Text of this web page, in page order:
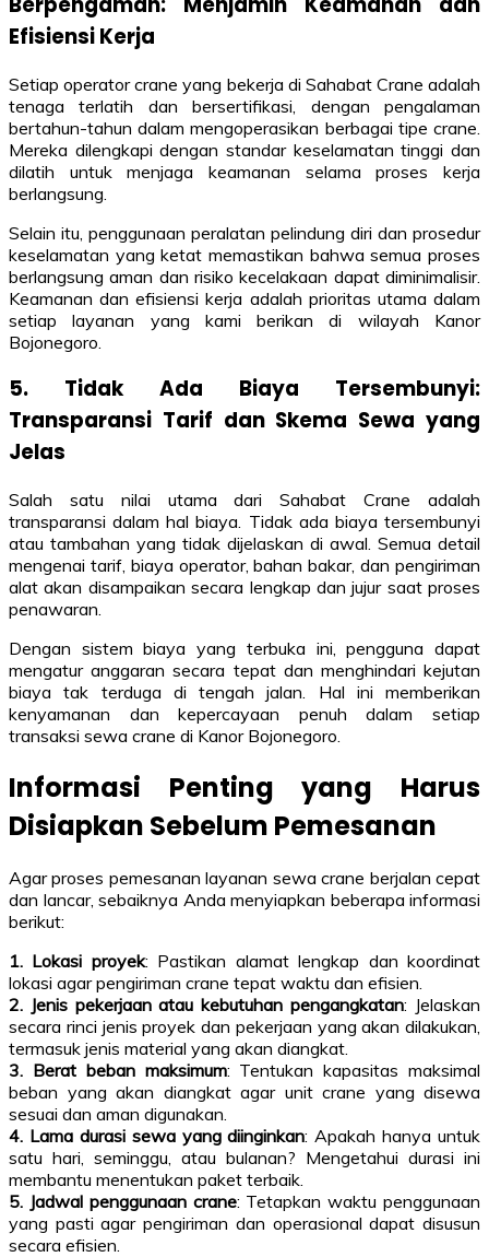
Efisiensi Kerja
Setiap operator crane yang bekerja di Sahabat Crane adalah
tenaga terlatih dan bersertifikasi, dengan pengalaman
bertahun-tahun dalam mengoperasikan berbagai tipe crane.
Mereka dilengkapi dengan standar keselamatan tinggi dan
dilatih untuk menjaga keamanan selama proses kerja
berlangsung.
Selain itu, penggunaan peralatan pelindung diri dan prosedur
keselamatan yang ketat memastikan bahwa semua proses
berlangsung aman dan risiko kecelakaan dapat diminimalisir.
Keamanan dan efisiensi kerja adalah prioritas utama dalam
setiap layanan yang kami berikan di wilayah Kanor
Bojonegoro.
5. Tidak Ada Biaya Tersembunyi:
Transparansi Tarif dan Skema Sewa yang
Jelas
Salah satu nilai utama dari Sahabat Crane adalah
transparansi dalam hal biaya. Tidak ada biaya tersembunyi
atau tambahan yang tidak dijelaskan di awal. Semua detail
mengenai tarif, biaya operator, bahan bakar, dan pengiriman
alat akan disampaikan secara lengkap dan jujur saat proses
penawaran.
Dengan sistem biaya yang terbuka ini, pengguna dapat
mengatur anggaran secara tepat dan menghindari kejutan
biaya tak terduga di tengah jalan. Hal ini memberikan
kenyamanan dan kepercayaan penuh dalam setiap
transaksi sewa crane di Kanor Bojonegoro.
Informasi Penting yang Harus
Disiapkan Sebelum Pemesanan
Agar proses pemesanan layanan sewa crane berjalan cepat
dan lancar, sebaiknya Anda menyiapkan beberapa informasi
berikut:
1. Lokasi proyek: Pastikan alamat lengkap dan koordinat
lokasi agar pengiriman crane tepat waktu dan efisien.
2. Jenis pekerjaan atau kebutuhan pengangkatan: Jelaskan
secara rinci jenis proyek dan pekerjaan yang akan dilakukan,
termasuk jenis material yang akan diangkat.
3. Berat beban maksimum: Tentukan kapasitas maksimal
beban yang akan diangkat agar unit crane yang disewa
sesuai dan aman digunakan.
4. Lama durasi sewa yang diinginkan: Apakah hanya untuk
satu hari, seminggu, atau bulanan? Mengetahui durasi ini
membantu menentukan paket terbaik.
5. Jadwal penggunaan crane: Tetapkan waktu penggunaan
yang pasti agar pengiriman dan operasional dapat disusun
secara efisien.